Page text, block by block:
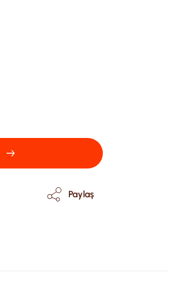
Paylaş